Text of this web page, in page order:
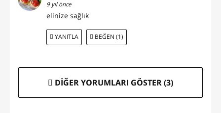
9 yıl önce
elinize sağlık
YANITLA BEĞEN (1)
DİĞER YORUMLARI GÖSTER (3)